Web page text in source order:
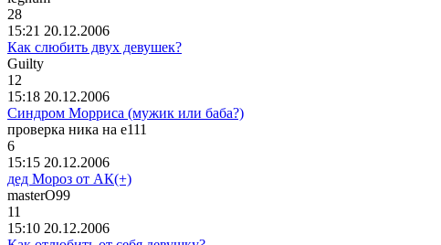
28
15:21 20.12.2006
Как слюбить двух девушек?
Guilty
12
15:18 20.12.2006
Синдром Морриса (мужик или баба?)
проверка ника на е111
6
15:15 20.12.2006
дед Мороз от АК(+)
masterO99
11
15:10 20.12.2006